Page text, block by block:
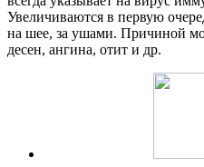
Увеличиваются в первую
на шее, за ушами. Причиной
десен, ангина, отит и др.